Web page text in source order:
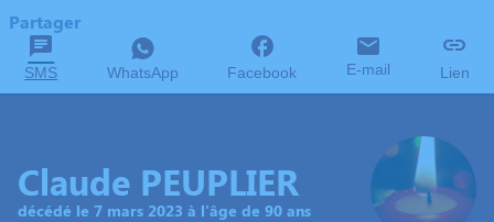
Partager
SMS WhatsApp Facebook E-mail Lien
Claude PEUPLIER
décédé le 7 mars 2023 à l'âge de 90 ans